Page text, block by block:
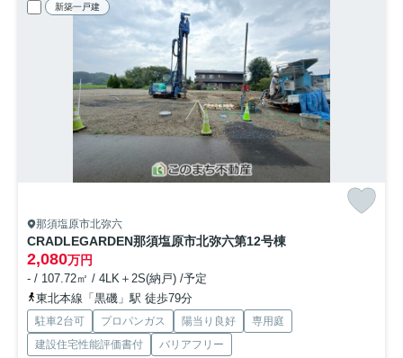
新築一戸建
那須塩原市北弥六
CRADLEGARDEN那須塩原市北弥六第12号棟
2,080万円
- / 107.72㎡ / 4LK＋2S(納戸) /予定
東北本線「黒磯」駅 徒歩79分
駐車2台可 プロパンガス 陽当り良好
専用庭
建設住宅性能評価書付
バリアフリー